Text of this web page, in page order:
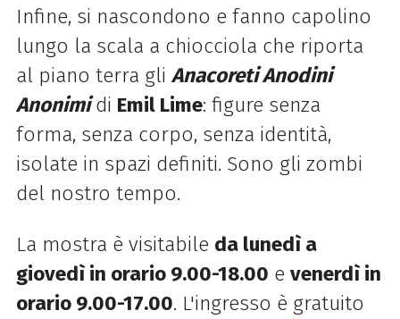
Infine, si nascondono e fanno capolino
lungo la scala a chiocciola che riporta
al piano terra gli Anacoreti Anodini
Anonimi di Emil Lime: figure senza
forma, senza corpo, senza identità,
isolate in spazi definiti. Sono gli zombi
del nostro tempo.
La mostra è visitabile da lunedì a
giovedì in orario 9.00-18.00 e venerdì in
orario 9.00-17.00. L'ingresso è gratuito